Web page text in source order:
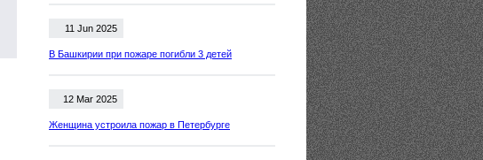
11 Jun 2025
В Башкирии при пожаре погибли 3 детей
12 Mar 2025
Женщина устроила пожар в Петербурге